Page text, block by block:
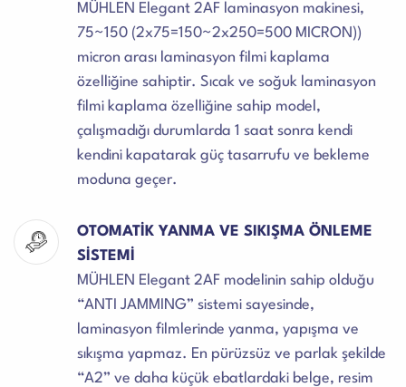
MÜHLEN Elegant 2AF laminasyon makinesi,
75~150 (2x75=150~2x250=500 MICRON))
micron arası laminasyon filmi kaplama
özelliğine sahiptir. Sıcak ve soğuk laminasyon
filmi kaplama özelliğine sahip model,
çalışmadığı durumlarda 1 saat sonra kendi
kendini kapatarak güç tasarrufu ve bekleme
moduna geçer.
OTOMATİK YANMA VE SIKIŞMA ÖNLEME
SİSTEMİ
MÜHLEN Elegant 2AF modelinin sahip olduğu
“ANTI JAMMING” sistemi sayesinde,
laminasyon filmlerinde yanma, yapışma ve
sıkışma yapmaz. En pürüzsüz ve parlak şekilde
“A2” ve daha küçük ebatlardaki belge, resim